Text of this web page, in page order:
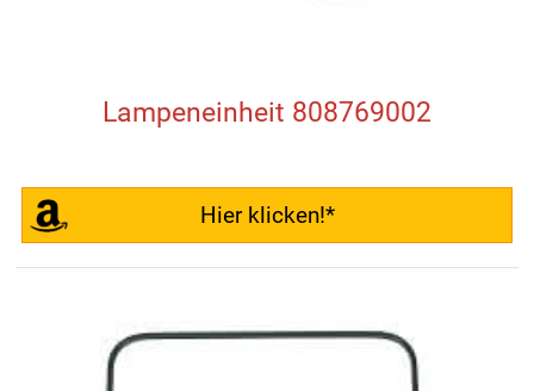
Lampeneinheit 808769002
Hier klicken!*